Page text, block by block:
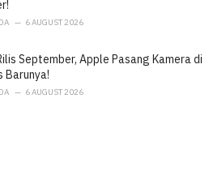
6 AUGUST 2026
September, Apple Pasang Kamera di
Barunya!
6 AUGUST 2026